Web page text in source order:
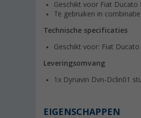
Geschikt voor Fiat Ducato
Te gebruiken in
Technische specificaties
Geschikt voor: Fiat Ducato
Leveringsomvang
1x Dynavin Dvn-Dclin01
EIGENSCHAPPEN